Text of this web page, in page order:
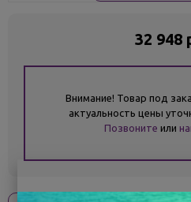
32 948
Внимание! Товар под
актуальность цены
Позвоните или